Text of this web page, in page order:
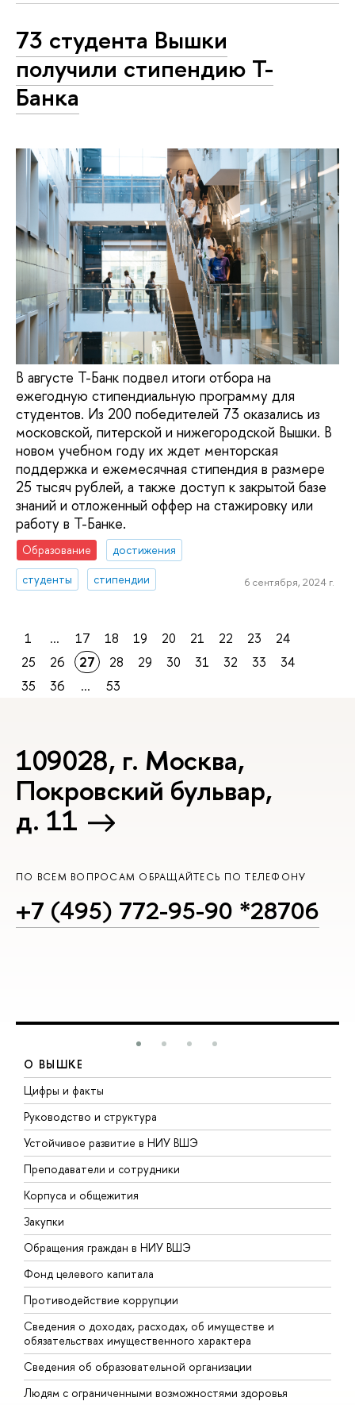
73 студента Вышки
получили стипендию Т-
Банка
В августе Т-Банк подвел итоги отбора на
ежегодную стипендиальную программу для
студентов. Из 200 победителей 73 оказались из
московской, питерской и нижегородской Вышки. В
новом учебном году их ждет менторская
поддержка и ежемесячная стипендия в размере
25 тысяч рублей, а также доступ к закрытой базе
знаний и отложенный оффер на стажировку или
работу в Т-Банке.
Образование
достижения
студенты
стипендии 6 сентября, 2024 г.
1 ... 17 18 19 20 21 22 23
24
25
26 27 28 29 30 31 32 33
34
35
36 ... 53
109028, г. Москва,
Покровский бульвар,
д. 11
ПО ВСЕМ ВОПРОСАМ ОБРАЩАЙТЕСЬ ПО ТЕЛЕФОНУ
+7 (495) 772-95-90 *28706
О ВЫШКЕ
Цифры и факты
Руководство и структура
Устойчивое развитие в НИУ ВШЭ
Преподаватели и сотрудники
Корпуса и общежития
Закупки
Обращения граждан в НИУ ВШЭ
Фонд целевого капитала
Противодействие коррупции
Сведения о доходах, расходах, об имуществе и
обязательствах имущественного характера
Сведения об образовательной организации
Людям с ограниченными возможностями здоровья